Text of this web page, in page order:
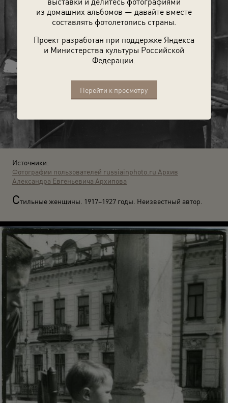
из домашних альбомов — давайте вместе
составлять фотолетопись страны.
Проект разработан при поддержке Яндекса
и Министерства культуры Российской
Федерации.
Перейти к просмотру
Источники:
Фотографии пользователей russiainphoto.ru Архив
Александра Евгеньевича Архипова
Стильные женщины. 1917–1927 годы. Неизвестный автор.